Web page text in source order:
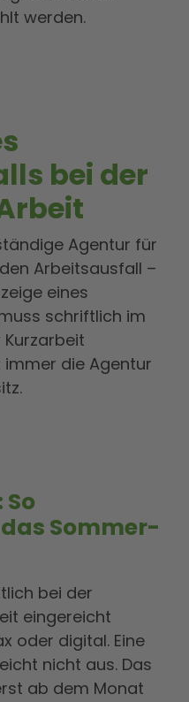
werden.
bei der
Agentur für
Arbeitsausfall –
eines
schriftlich im
immer die Agentur
Sommer-
bei der
eingereicht
oder digital. Eine
nicht aus. Das
ab dem Monat